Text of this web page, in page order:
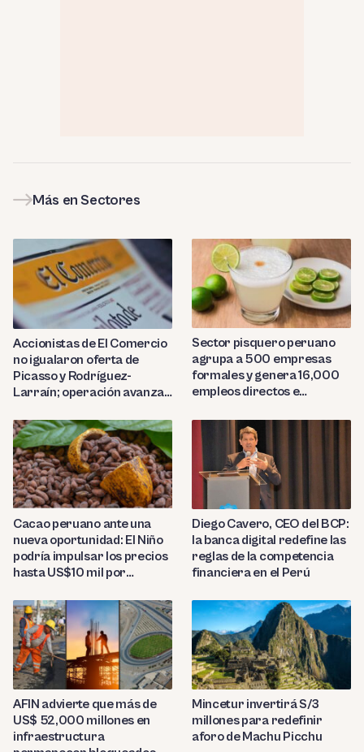
Más en Sectores
Accionistas de El Comercio
no igualaron oferta de
Picasso y Rodríguez-
Larraín; operación avanza
Sector pisquero peruano
agrupa a 500 empresas
formales y genera 16,000
empleos directos e
Cacao peruano ante una
nueva oportunidad: El Niño
podría impulsar los precios
hasta US$10 mil por
Diego Cavero, CEO del BCP:
la banca digital redefine las
reglas de la competencia
financiera en el Perú
AFIN advierte que más de
US$ 52,000 millones en
infraestructura
Mincetur invertirá S/3
millones para redefinir
aforo de Machu Picchu